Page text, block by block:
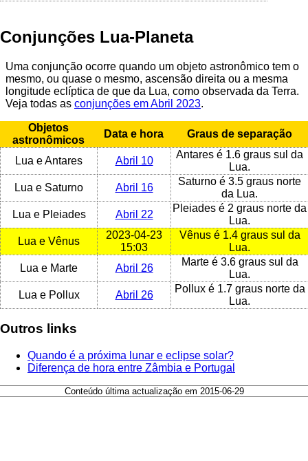
Conjunções Lua-Planeta
Uma conjunção ocorre quando um objeto astronômico tem o
mesmo, ou quase o mesmo, ascensão direita ou a mesma
longitude eclíptica de que da Lua, como observada da Terra.
Veja todas as conjunções em Abril 2023.
Objetos
astronômicos
Data e hora Graus de separação
Lua e Antares Abril 10
Antares é 1.6 graus sul da
Lua.
Lua e Saturno
Abril 16
Saturno é 3.5 graus norte
da Lua.
Lua e Pleiades
Abril 22
Pleiades é 2 graus norte da
Lua.
Lua e Vênus
2023-04-23
15:03
Vênus é 1.4 graus sul da
Lua.
Lua e Marte
Abril 26
Marte é 3.6 graus sul da
Lua.
Lua e Pollux
Abril 26
Pollux é 1.7 graus norte da
Lua.
Outros links
Quando é a próxima lunar e eclipse solar?
Diferença de hora entre Zâmbia e Portugal
Conteúdo última actualização em 2015-06-29